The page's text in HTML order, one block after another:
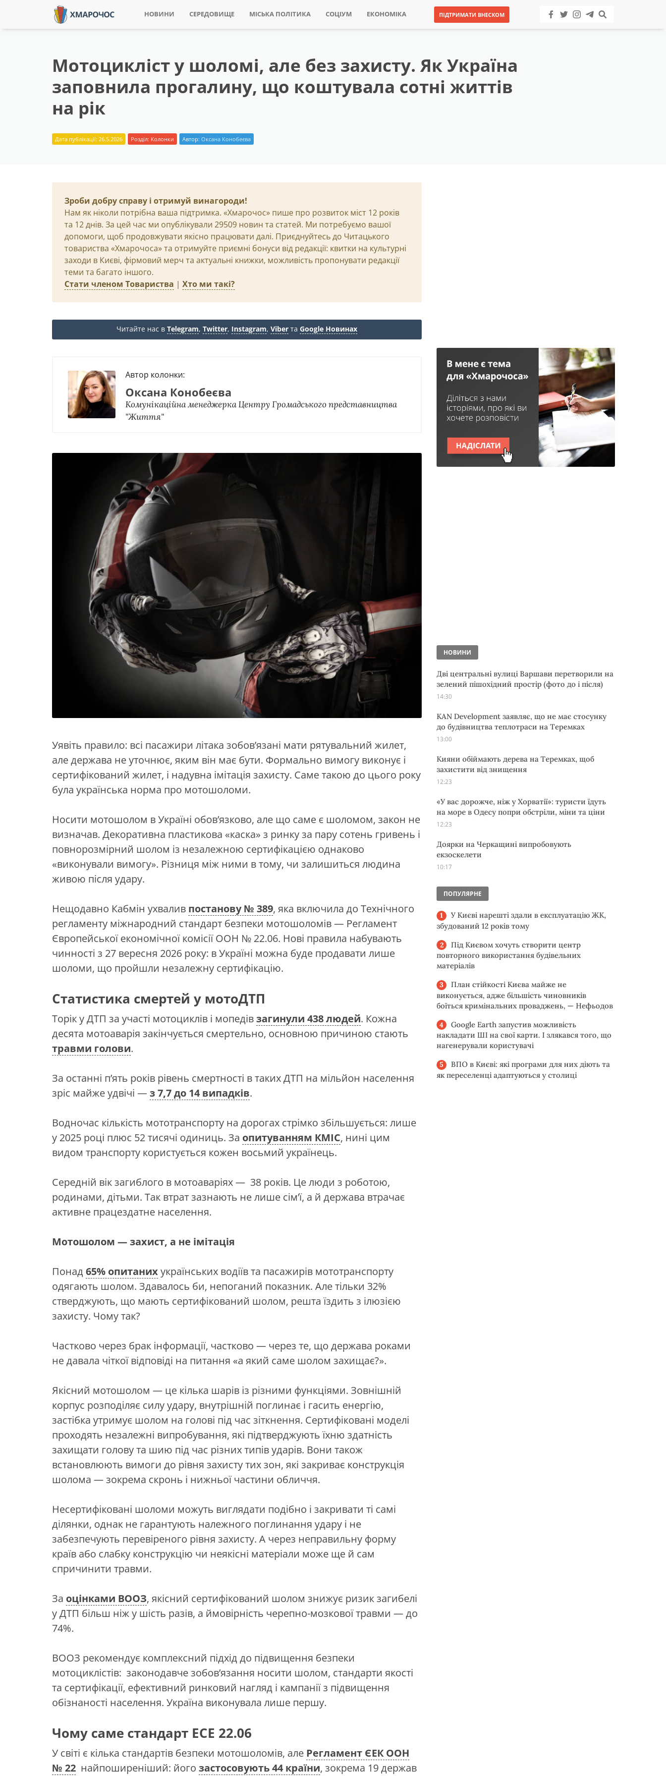
НОВИНИ СЕРЕДОВИЩЕ МІСЬКА ПОЛІТИКА СОЦІУМ ЕКОНОМІКА ПІДТРИМАТИ ВНЕСКОМ
Мотоцикліст у шоломі, але без захисту. Як Україна
заповнила прогалину, що коштувала сотні життів
на рік
Дата публікації: 26.5.2026 Розділ: Колонки Автор: Оксана Конобеєва
Зроби добру справу і отримуй винагороди!
Нам як ніколи потрібна ваша підтримка. «Хмарочос» пише про розвиток міст 12 років
та 12 днів. За цей час ми опублікували 29509 новин та статей. Ми потребуємо вашої
допомоги, щоб продовжувати якісно працювати далі. Приєднуйтесь до Читацького
товариства «Хмарочоса» та отримуйте приємні бонуси від редакції: квитки на культурні
заходи в Києві, фірмовий мерч та актуальні книжки, можливість пропонувати редакції
теми та багато іншого.
Стати членом Товариства | Хто ми такі?
Читайте нас в Telegram, Twitter, Instagram, Viber та Google Новинах
Автор колонки:
Оксана Конобеєва
Комунікаційна менеджерка Центру Громадського представництва
"Життя"
Уявіть правило: всі пасажири літака зобов’язані мати рятувальний жилет,
але держава не уточнює, яким він має бути. Формально вимогу виконує і
сертифікований жилет, і надувна імітація захисту. Саме такою до цього року
була українська норма про мотошоломи.
Носити мотошолом в Україні обов’язково, але що саме є шоломом, закон не
визначав. Декоративна пластикова «каска» з ринку за пару сотень гривень і
повнорозмірний шолом із незалежною сертифікацією однаково
«виконували вимогу». Різниця між ними в тому, чи залишиться людина
живою після удару.
Нещодавно Кабмін ухвалив постанову № 389, яка включила до Технічного
регламенту міжнародний стандарт безпеки мотошоломів — Регламент
Європейської економічної комісії ООН № 22.06. Нові правила набувають
чинності з 27 вересня 2026 року: в Україні можна буде продавати лише
шоломи, що пройшли незалежну сертифікацію.
Статистика смертей у мотоДТП
Торік у ДТП за участі мотоциклів і мопедівзагинули 438 людей. Кожна
десята мотоаварія закінчується смертельно, основною причиною стають
травми голови.
За останні п’ять років рівень смертності в таких ДТП на мільйон населення
зріс майже удвічі —з 7,7 до 14 випадків.
Водночас кількість мототранспорту на дорогах стрімко збільшується: лише
у 2025 році плюс 52 тисячі одиниць. За опитуванням КМІС, нині цим
видом транспорту користується кожен восьмий українець.
Середній вік загиблого в мотоаваріях — 38 років. Це люди з роботою,
родинами, дітьми. Так втрат зазнають не лише сім’ї, а й держава втрачає
активне працездатне населення.
Мотошолом — захист, а не імітація
Понад 65% опитанихукраїнських водіїв та пасажирів мототранспорту
одягають шолом. Здавалось би, непоганий показник. Але тільки 32%
стверджують, що мають сертифікований шолом, решта їздить з ілюзією
захисту. Чому так?
Частково через брак інформації, частково — через те, що держава роками
не давала чіткої відповіді на питання «а який саме шолом захищає?».
Якісний мотошолом — це кілька шарів із різними функціями. Зовнішній
корпус розподіляє силу удару, внутрішній поглинає і гасить енергію,
застібка утримує шолом на голові під час зіткнення. Сертифіковані моделі
проходять незалежні випробування, які підтверджують їхню здатність
захищати голову та шию під час різних типів ударів. Вони також
встановлюють вимоги до рівня захисту тих зон, які закриває конструкція
шолома — зокрема скронь і нижньої частини обличчя.
Несертифіковані шоломи можуть виглядати подібно і закривати ті самі
ділянки, однак не гарантують належного поглинання удару і не
забезпечують перевіреного рівня захисту. А через неправильну форму
країв або слабку конструкцію чи неякісні матеріали може ще й сам
спричинити травми.
За оцінками ВООЗ, якісний сертифікований шолом знижує ризик загибелі
у ДТП більш ніж у шість разів, а ймовірність черепно-мозкової травми — до
74%.
ВООЗ рекомендує комплексний підхід до підвищення безпеки
мотоциклістів: законодавче зобов’язання носити шолом, стандарти якості
та сертифікації, ефективний ринковий нагляд і кампанії з підвищення
обізнаності населення. Україна виконувала лише першу.
Чому саме стандарт ECE 22.06
У світі є кілька стандартів безпеки мотошоломів, але Регламент ЄЕК ООН
№ 22 найпоширеніший: його застосовують 44 країни, зокрема 19 держав
НОВИНИ
Дві центральні вулиці Варшави перетворили на
зелений пішохідний простір (фото до і після)
14:30
KAN Development заявляє, що не має стосунку
до будівництва теплотраси на Теремках
13:00
Кияни обіймають дерева на Теремках, щоб
захистити від знищення
12:23
«У вас дорожче, ніж у Хорватії»: туристи їдуть
на море в Одесу попри обстріли, міни та ціни
12:23
Доярки на Черкащині випробовують
екзоскелети
10:17
ПОПУЛЯРНЕ
У Києві нарешті здали в експлуатацію ЖК,
збудований 12 років тому
Під Києвом хочуть створити центр
повторного використання будівельних
матеріалів
План стійкості Києва майже не
виконується, адже більшість чиновників
боїться кримінальних проваджень, — Нефьодов
Google Earth запустив можливість
накладати ШІ на свої карти. І злякався того, що
нагенерували користувачі
ВПО в Києві: які програми для них діють та
як переселенці адаптуються у столиці